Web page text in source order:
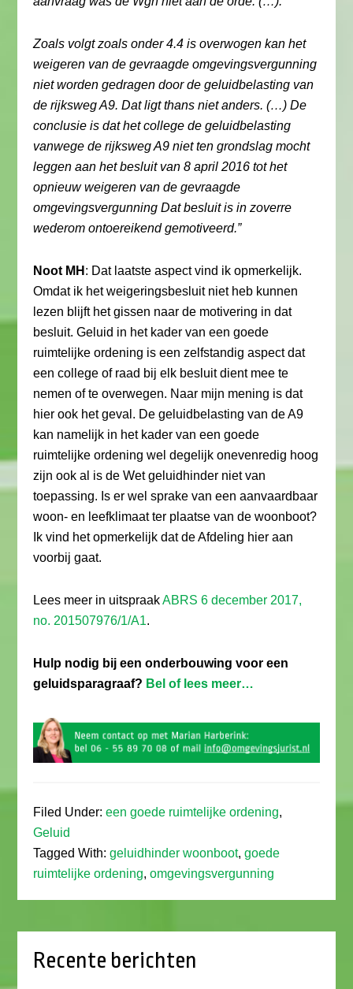
Zoals volgt zoals onder 4.4 is overwogen kan het
weigeren van de gevraagde omgevingsvergunning
niet worden gedragen door de geluidbelasting van
de rijksweg A9. Dat ligt thans niet anders. (…) De
conclusie is dat het college de geluidbelasting
vanwege de rijksweg A9 niet ten grondslag mocht
leggen aan het besluit van 8 april 2016 tot het
opnieuw weigeren van de gevraagde
omgevingsvergunning Dat besluit is in zoverre
wederom ontoereikend gemotiveerd.”
Noot MH : Dat laatste aspect vind ik opmerkelijk.
Omdat ik het weigeringsbesluit niet heb kunnen
lezen blijft het gissen naar de motivering in dat
besluit. Geluid in het kader van een goede
ruimtelijke ordening is een zelfstandig aspect dat
een college of raad bij elk besluit dient mee te
nemen of te overwegen. Naar mijn mening is dat
hier ook het geval. De geluidbelasting van de A9
kan namelijk in het kader van een goede
ruimtelijke ordening wel degelijk onevenredig hoog
zijn ook al is de Wet geluidhinder niet van
toepassing. Is er wel sprake van een aanvaardbaar
woon- en leefklimaat ter plaatse van de woonboot?
Ik vind het opmerkelijk dat de Afdeling hier aan
voorbij gaat.
Lees meer in uitspraakABRS 6 december 2017,
no. 201507976/1/A1.
Hulp nodig bij een onderbouwing voor een
geluidsparagraaf? Bel of lees meer…
Filed Under:een goede ruimtelijke ordening,
Geluid
Tagged With:geluidhinder woonboot,goede
ruimtelijke ordening,omgevingsvergunning
Recente berichten